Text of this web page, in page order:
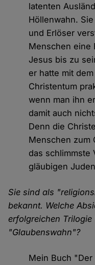
latenten
Höllenwahn.
und Erlöser
Menschen eine
Jesus bis zu
er hatte mit
Christentum
wenn man ihn
damit auch
Denn die
Menschen zum
das schlimmste
gläubigen
Sie sind als
bekannt. Welche
erfolgreichen
"Glaubenswahn"?
Mein Buch